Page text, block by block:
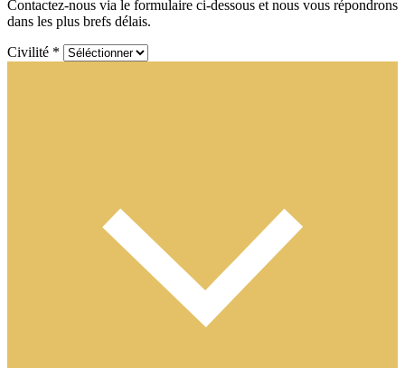
Contactez-nous via le formulaire ci-dessous et nous vous répondrons
dans les plus brefs délais.
Civilité *